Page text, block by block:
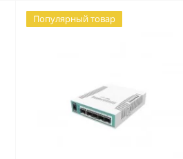
Популярный товар